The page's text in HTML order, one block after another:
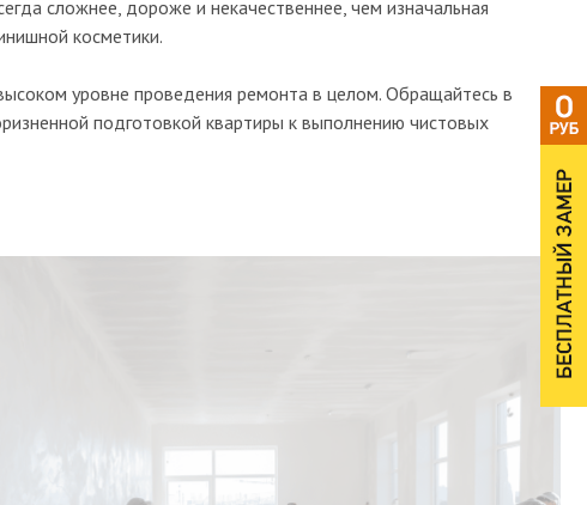
сложнее, дороже и некачественнее, чем изначальная
косметики.
уровне проведения ремонта в целом. Обращайтесь в
подготовкой квартиры к выполнению чистовых